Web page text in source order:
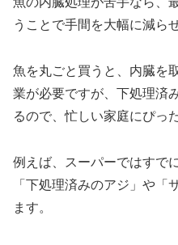
うことで手間を大幅に減ら
魚を丸ごと買うと、内臓を
業が必要ですが、下処理済
るので、忙しい家庭にぴっ
例えば、スーパーではすで
「下処理済みのアジ」や「
ます。